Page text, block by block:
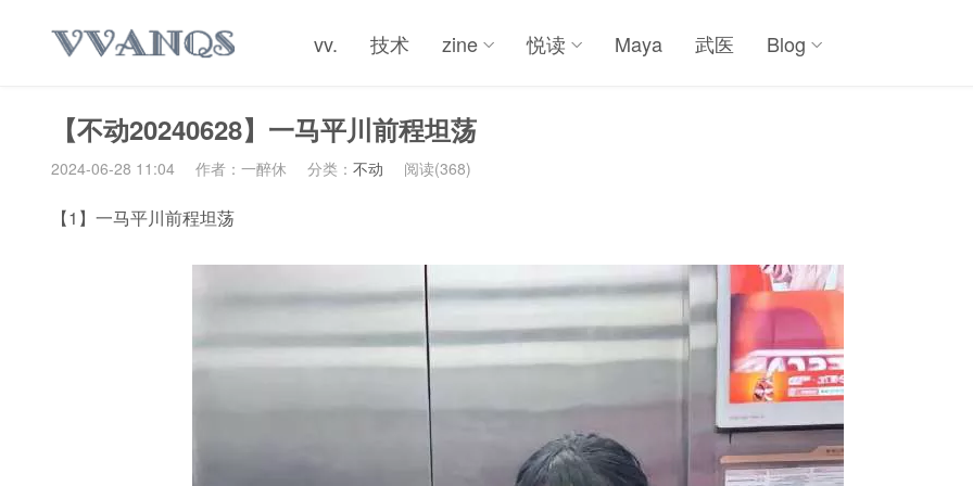
vv. 技术 zine 悦读 Maya 武医 Blog
【不动20240628】一马平川前程坦荡
2024-06-28 11:04 作者：一醉休 分类： 不动 阅读(368)
【1】一马平川前程坦荡